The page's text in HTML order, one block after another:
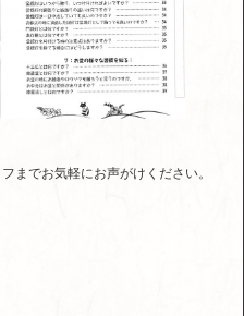
までお気軽にお声がけください。